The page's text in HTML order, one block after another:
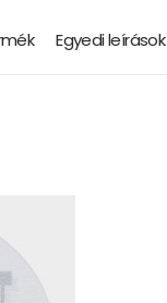
Egyedi leírások